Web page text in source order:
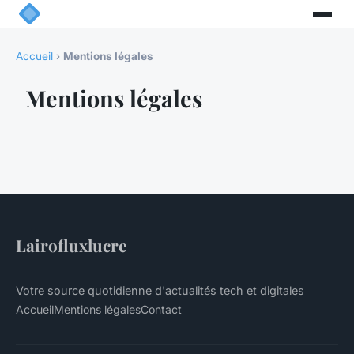
Accueil › Mentions légales
Mentions légales
Lairofluxlucre
Votre source quotidienne d'actualités tech et digitales
AccueilMentions légalesContact